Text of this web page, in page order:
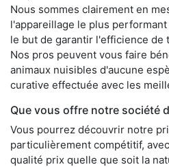
Nous sommes clairement en
l'appareillage le plus
le but de garantir l'efficience de
Nos pros peuvent vous faire
animaux nuisibles d'aucune
curative effectuée avec les
Que vous offre notre société
Vous pourrez découvrir notre
particulièrement compétitif,
qualité prix quelle que soit la